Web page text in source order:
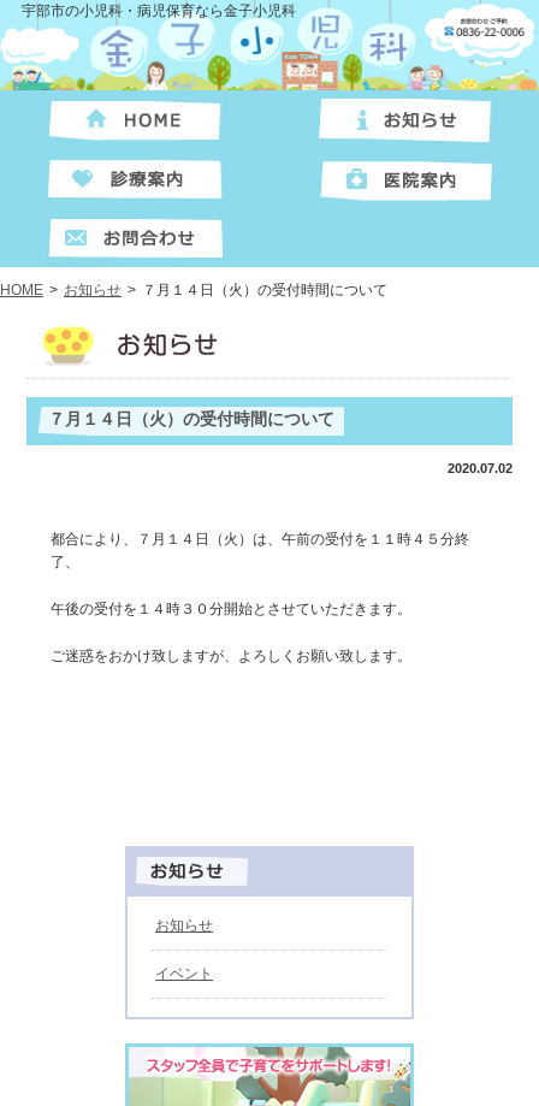
宇部市の小児科・病児保育なら金子小児科
HOME > お知らせ > ７月１４日（火）の受付時間について
７月１４日（火）の受付時間について
2020.07.02
都合により、７月１４日（火）は、午前の受付を１１時４５分終
了、
午後の受付を１４時３０分開始とさせていただきます。
ご迷惑をおかけ致しますが、よろしくお願い致します。
お知らせ
イベント